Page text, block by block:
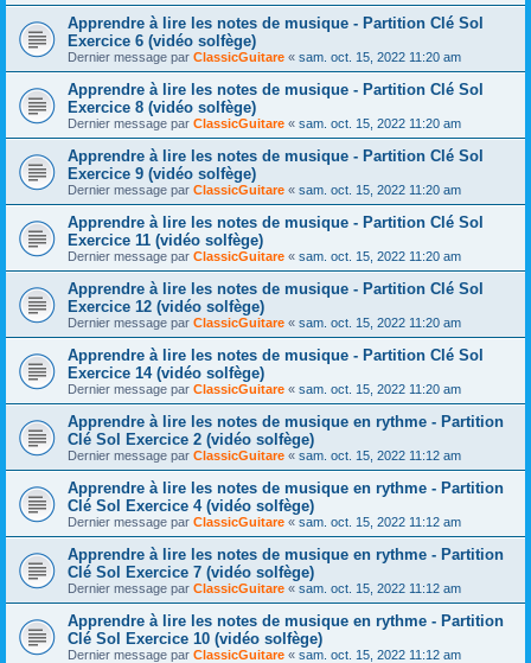
Apprendre à lire les notes de musique - Partition Clé Sol
Exercice 6 (vidéo solfège)
Dernier message par ClassicGuitare « sam. oct. 15, 2022 11:20 am
Apprendre à lire les notes de musique - Partition Clé Sol
Exercice 8 (vidéo solfège)
Dernier message par ClassicGuitare « sam. oct. 15, 2022 11:20 am
Apprendre à lire les notes de musique - Partition Clé Sol
Exercice 9 (vidéo solfège)
Dernier message par ClassicGuitare « sam. oct. 15, 2022 11:20 am
Apprendre à lire les notes de musique - Partition Clé Sol
Exercice 11 (vidéo solfège)
Dernier message par ClassicGuitare « sam. oct. 15, 2022 11:20 am
Apprendre à lire les notes de musique - Partition Clé Sol
Exercice 12 (vidéo solfège)
Dernier message par ClassicGuitare « sam. oct. 15, 2022 11:20 am
Apprendre à lire les notes de musique - Partition Clé Sol
Exercice 14 (vidéo solfège)
Dernier message par ClassicGuitare « sam. oct. 15, 2022 11:20 am
Apprendre à lire les notes de musique en rythme - Partition
Clé Sol Exercice 2 (vidéo solfège)
Dernier message par ClassicGuitare « sam. oct. 15, 2022 11:12 am
Apprendre à lire les notes de musique en rythme - Partition
Clé Sol Exercice 4 (vidéo solfège)
Dernier message par ClassicGuitare « sam. oct. 15, 2022 11:12 am
Apprendre à lire les notes de musique en rythme - Partition
Clé Sol Exercice 7 (vidéo solfège)
Dernier message par ClassicGuitare « sam. oct. 15, 2022 11:12 am
Apprendre à lire les notes de musique en rythme - Partition
Clé Sol Exercice 10 (vidéo solfège)
Dernier message par ClassicGuitare « sam. oct. 15, 2022 11:12 am